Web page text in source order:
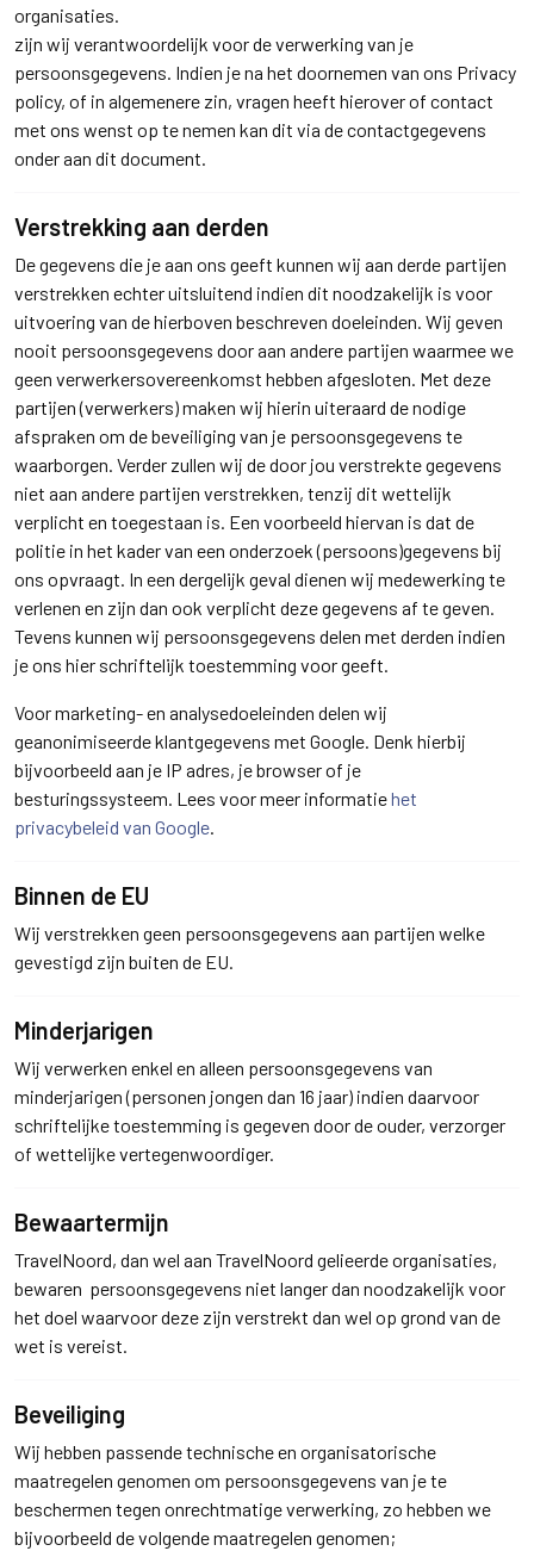
organisaties.
zijn wij verantwoordelijk voor de verwerking van je
persoonsgegevens. Indien je na het doornemen van ons Privacy
policy, of in algemenere zin, vragen heeft hierover of contact
met ons wenst op te nemen kan dit via de contactgegevens
onder aan dit document.
Verstrekking aan derden
De gegevens die je aan ons geeft kunnen wij aan derde partijen
verstrekken echter uitsluitend indien dit noodzakelijk is voor
uitvoering van de hierboven beschreven doeleinden. Wij geven
nooit persoonsgegevens door aan andere partijen waarmee we
geen verwerkersovereenkomst hebben afgesloten. Met deze
partijen (verwerkers) maken wij hierin uiteraard de nodige
afspraken om de beveiliging van je persoonsgegevens te
waarborgen. Verder zullen wij de door jou verstrekte gegevens
niet aan andere partijen verstrekken, tenzij dit wettelijk
verplicht en toegestaan is. Een voorbeeld hiervan is dat de
politie in het kader van een onderzoek (persoons)gegevens bij
ons opvraagt. In een dergelijk geval dienen wij medewerking te
verlenen en zijn dan ook verplicht deze gegevens af te geven.
Tevens kunnen wij persoonsgegevens delen met derden indien
je ons hier schriftelijk toestemming voor geeft.
Voor marketing- en analysedoeleinden delen wij
geanonimiseerde klantgegevens met Google. Denk hierbij
bijvoorbeeld aan je IP adres, je browser of je
besturingssysteem. Lees voor meer informatiehet
privacybeleid van Google.
Binnen de EU
Wij verstrekken geen persoonsgegevens aan partijen welke
gevestigd zijn buiten de EU.
Minderjarigen
Wij verwerken enkel en alleen persoonsgegevens van
minderjarigen (personen jongen dan 16 jaar) indien daarvoor
schriftelijke toestemming is gegeven door de ouder, verzorger
of wettelijke vertegenwoordiger.
Bewaartermijn
TravelNoord, dan wel aan TravelNoord gelieerde organisaties,
bewaren persoonsgegevens niet langer dan noodzakelijk voor
het doel waarvoor deze zijn verstrekt dan wel op grond van de
wet is vereist.
Beveiliging
Wij hebben passende technische en organisatorische
maatregelen genomen om persoonsgegevens van je te
beschermen tegen onrechtmatige verwerking, zo hebben we
bijvoorbeeld de volgende maatregelen genomen;